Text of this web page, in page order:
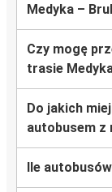
Medyka –
Czy mogę
trasie
Do jakich
autobusem z
Ile